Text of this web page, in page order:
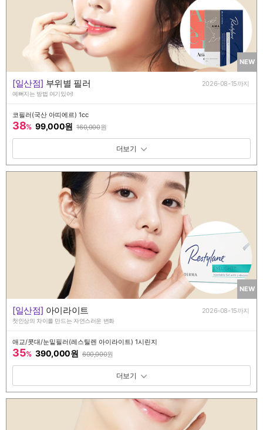
NEW
[일산점] 부위별 필러 2026-08-15까지
예뻐지는 방법 여기있어!
코필러(국산 아띠에르) 1cc
38% 99,000원 160,000원
패키지 보기 토글
NEW
[일산점] 아이라이트 2026-08-15까지
첫인상의 차이를 만드는 자연스러운 변화
애교/콧대/눈밑필러(레스틸렌 아이라이트) 1시린지
35% 390,000원 600,000원
패키지 보기 토글